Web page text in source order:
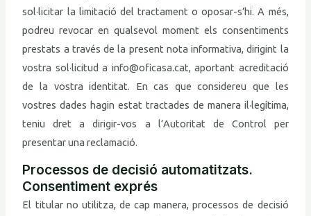
sol·licitar la limitació del tractament o oposar-s’hi. A més,
podreu revocar en qualsevol moment els consentiments
prestats a través de la present nota informativa, dirigint la
vostra sol·licitud a info@oficasa.cat, aportant acreditació
de la vostra identitat. En cas que considereu que les
vostres dades hagin estat tractades de manera il·legítima,
teniu dret a dirigir-vos a l’Autoritat de Control per
presentar una reclamació.
Processos de decisió automatitzats.
Consentiment exprés
El titular no utilitza, de cap manera, processos de decisió